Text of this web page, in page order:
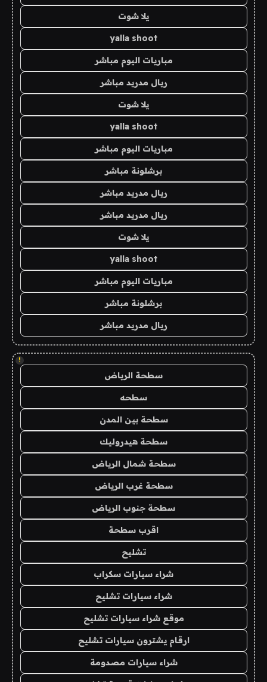
يلا شوت
yalla shoot
مباريات اليوم مباشر
ريال مدريد مباشر
يلا شوت
yalla shoot
مباريات اليوم مباشر
برشلونة مباشر
ريال مدريد مباشر
ريال مدريد مباشر
يلا شوت
yalla shoot
مباريات اليوم مباشر
برشلونة مباشر
ريال مدريد مباشر
!
سطحة الرياض
سطحه
سطحة بين المدن
سطحة هيدروليك
سطحة شمال الرياض
سطحة غرب الرياض
سطحة جنوب الرياض
اقرب سطحة
تشليح
شراء سيارات سكراب
شراء سيارات تشليح
موقع شراء سيارات تشليح
ارقام يشترون سيارات تشليح
شراء سيارات مصدومة